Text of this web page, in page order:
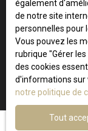
également
de notre site
personnelles pour
Vous pouvez les
rubrique ″Gérer
des cookies
d'informations sur
notre politique de
Tout